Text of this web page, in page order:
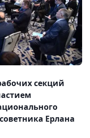
секций
Ерлана